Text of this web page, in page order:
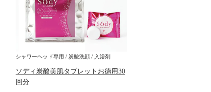
シャワーヘッド専用 / 炭酸洗顔 / 入浴剤
ソディ炭酸美肌タブレットお徳用30
回分